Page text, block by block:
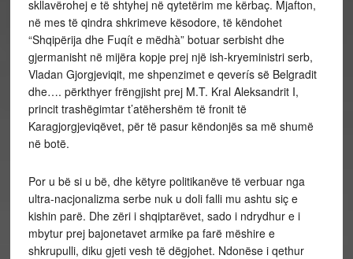
skllavërohej e të shtyhej në qytetërim me kërbaç. Mjafton,
në mes të qindra shkrimeve kësodore, të këndohet
“Shqipërija dhe Fuqít e mëdhà” botuar serbisht dhe
gjermanisht në mijëra kopje prej një ish-kryeministri serb,
Vladan Gjorgjeviqit, me shpenzimet e qeverís së Belgradit
dhe…. përkthyer frëngjisht prej M.T. Kral Aleksandrit I,
princit trashëgimtar t’atëhershëm të fronit të
Karagjorgjeviqëvet, për të pasur këndonjës sa më shumë
në botë.
Por u bë si u bë, dhe këtyre politikanëve të verbuar nga
ultra-nacjonalizma serbe nuk u doli falli mu ashtu siç e
kishin parë. Dhe zëri i shqiptarëvet, sado i ndrydhur e i
mbytur prej bajonetavet armike pa farë mëshire e
shkrupulli, diku gjeti vesh të dëgjohet. Ndonëse i qethur